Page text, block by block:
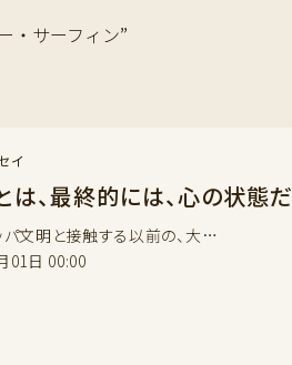
・サーフィン”
イ
は、最終的には、心の状態だ
文明と接触する以前の、大…
01日 00:00